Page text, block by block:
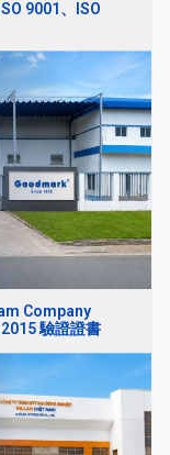
9001、ISO
Company
驗證證書